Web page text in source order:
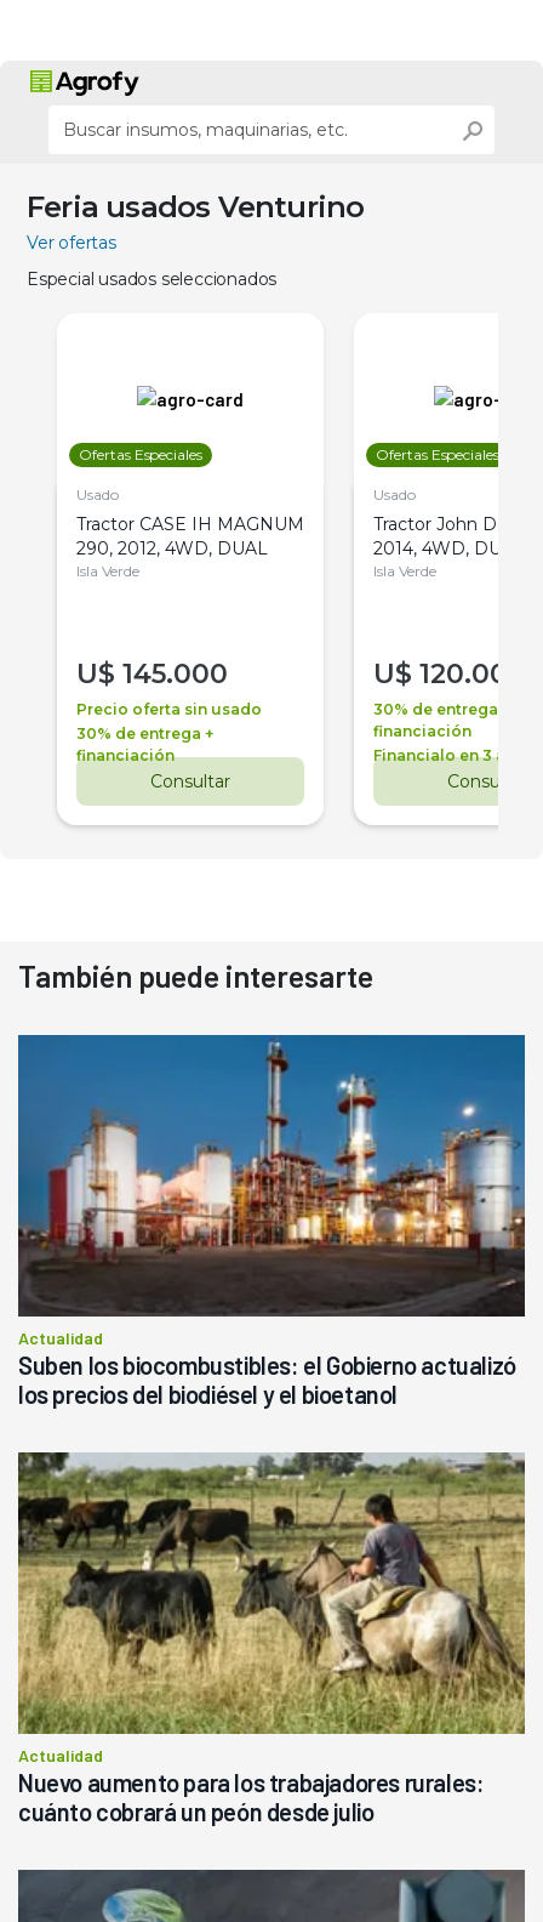
Feria usados Venturino
Ver ofertas
Especial usados seleccionados
Ofertas Especiales
Usado
Tractor CASE IH MAGNUM
290, 2012, 4WD, DUAL
Isla Verde
U$ 145.000
Precio oferta sin usado
30% de entrega +
financiación
Consultar
Ofertas Especiales
Usado
Tractor John Deere
2014, 4WD, DUAL
Isla Verde
U$ 120.000
30% de entrega +
financiación
Financialo en 3 años
Consultar
También puede interesarte
Actualidad
Suben los biocombustibles: el Gobierno actualizó
los precios del biodiésel y el bioetanol
Actualidad
Nuevo aumento para los trabajadores rurales:
cuánto cobrará un peón desde julio